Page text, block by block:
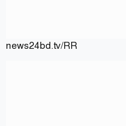
news24bd.tv/RR